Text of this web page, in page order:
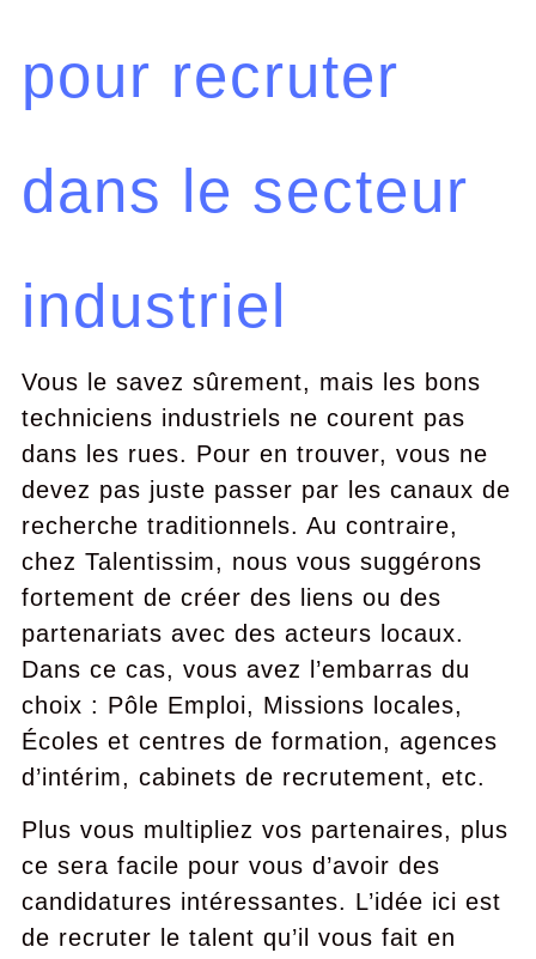
pour recruter
dans le secteur
industriel
Vous le savez sûrement, mais les bons
techniciens industriels ne courent pas
dans les rues. Pour en trouver, vous ne
devez pas juste passer par les canaux de
recherche traditionnels. Au contraire,
chez Talentissim, nous vous suggérons
fortement de créer des liens ou des
partenariats avec des acteurs locaux.
Dans ce cas, vous avez l’embarras du
choix : Pôle Emploi, Missions locales,
Écoles et centres de formation, agences
d’intérim, cabinets de recrutement, etc.
Plus vous multipliez vos partenaires, plus
ce sera facile pour vous d’avoir des
candidatures intéressantes. L’idée ici est
de recruter le talent qu’il vous fait en